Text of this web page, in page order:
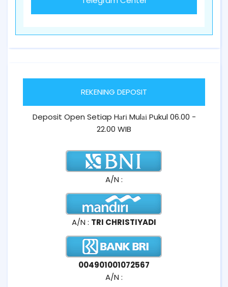
REKENING DEPOSIT
Deposit Open Setiap Hаrі Mulаі Pukul 06.00 -
22.00 WIB
A/N :
A/N : TRI CHRISTIYADI
004901001072567
A/N :